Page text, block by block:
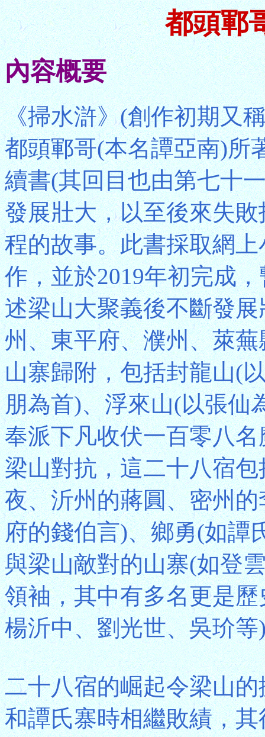
都頭鄆
內容概要
《掃水滸》(創作初期又
都頭鄆哥(本名譚亞南)所
續書(其回目也由第七十
發展壯大，以至後來失
程的故事。此書採取網
作，並於2019年初完成
述梁山大聚義後不斷發
州、東平府、濮州、萊
山寨歸附，包括封龍山(
朋為首)、浮來山(以張仙
奉派下凡收伏一百零八
梁山對抗，這二十八宿
夜、沂州的蔣圓、密州
府的錢伯言)、鄉勇(如譚
與梁山敵對的山寨(如登
領袖，其中有多名更是
楊沂中、劉光世、吳玠等
二十八宿的崛起令梁山
和譚氏寨時相繼敗績，